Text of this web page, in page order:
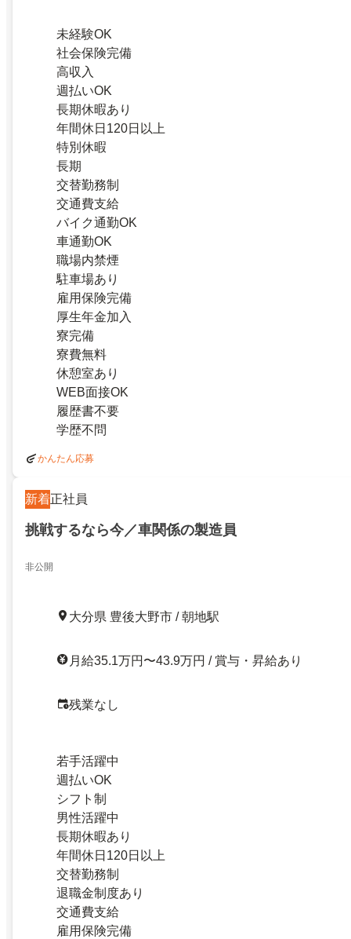
未経験OK
社会保険完備
高収入
週払いOK
長期休暇あり
年間休日120日以上
特別休暇
長期
交替勤務制
交通費支給
バイク通勤OK
車通勤OK
職場内禁煙
駐車場あり
雇用保険完備
厚生年金加入
寮完備
寮費無料
休憩室あり
WEB面接OK
履歴書不要
学歴不問
かんたん応募
新着正社員
挑戦するなら今／車関係の製造員
非公開
大分県 豊後大野市 / 朝地駅
月給35.1万円〜43.9万円 / 賞与・昇給あり
残業なし
若手活躍中
週払いOK
シフト制
男性活躍中
長期休暇あり
年間休日120日以上
交替勤務制
退職金制度あり
交通費支給
雇用保険完備